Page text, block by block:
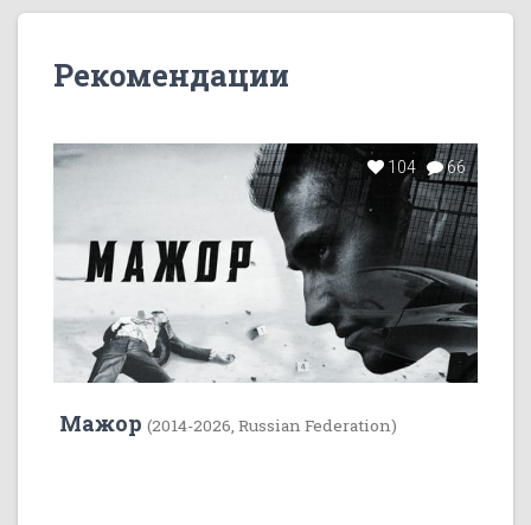
Рекомендации
104 66
Мажор (2014-2026, Russian Federation)